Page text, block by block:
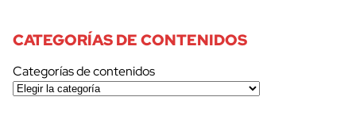
CATEGORÍAS DE CONTENIDOS
Categorías de contenidos